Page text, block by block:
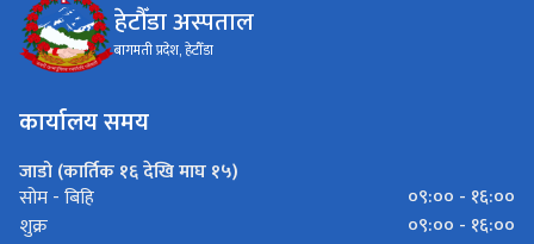
हेटौँडा अस्पताल
बागमती प्रदेश, हेटौँडा
कार्यालय समय
जाडो (कार्तिक १६ देखि माघ १५)
सोम - बिहि
०९:०० - १६:००
शुक्र
०९:०० - १६:००